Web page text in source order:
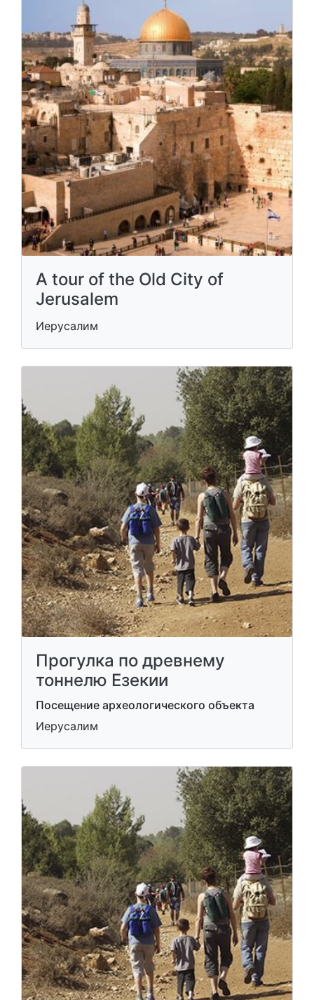
A tour of the Old City of
Jerusalem
Иерусалим
Прогулка по древнему
тоннелю Езекии
Посещение археологического объекта
Иерусалим